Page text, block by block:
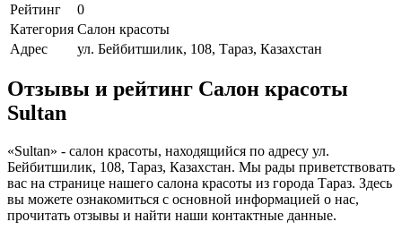
Рейтинг
0
Категория Салон красоты
Адрес
ул. Бейбитшилик, 108, Тараз, Казахстан
Отзывы и рейтинг Салон красоты
Sultan
«Sultan» - салон красоты, находящийся по адресу ул.
Бейбитшилик, 108, Тараз, Казахстан. Мы рады приветствовать
вас на странице нашего салона красоты из города Тараз. Здесь
вы можете ознакомиться с основной информацией о нас,
прочитать отзывы и найти наши контактные данные.